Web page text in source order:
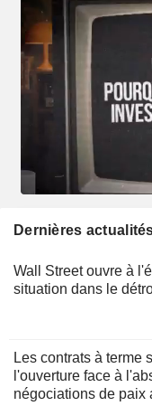
Dernières
Wall Street ouvre à
situation dans le
Les contrats à terme
l'ouverture face à
négociations de paix